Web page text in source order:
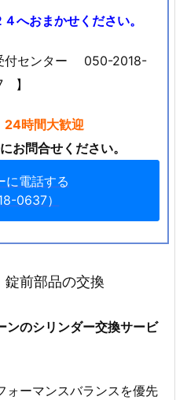
へおまかせください。
付センター 050-2018-
】
時間大歓迎
お問合せください。
に電話する
0637）
錠前部品の交換
ンのシリンダー交換サービ
ォーマンスバランスを優先